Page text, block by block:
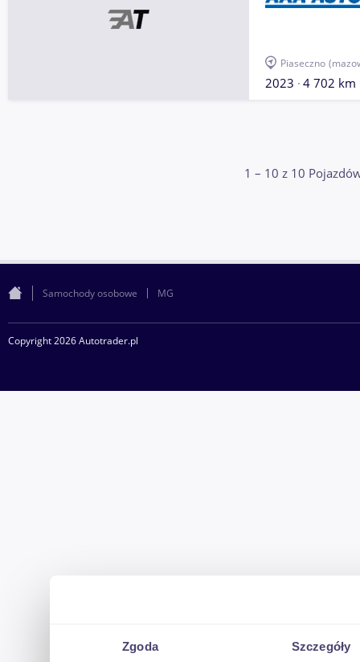
Zgoda Szczegóły
Piaseczno
2023 4 702 km
1 – 10 z 10
Samochody osobowe MG
Copyright 2026 Autotrader.pl